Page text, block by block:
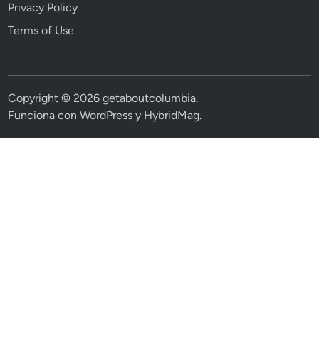
Privacy Policy
Terms of Use
Copyright © 2026getaboutcolumbia.
Funciona conWordPress y HybridMag.